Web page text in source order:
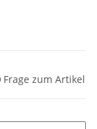
Frage zum Artikel